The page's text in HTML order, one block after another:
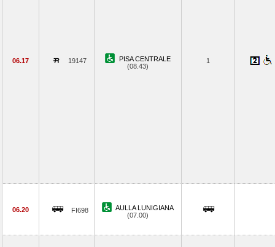
06.17 19147
PISA CENTRALE
(08.43)
1
06.20 FI698
AULLA LUNIGIANA
(07.00)